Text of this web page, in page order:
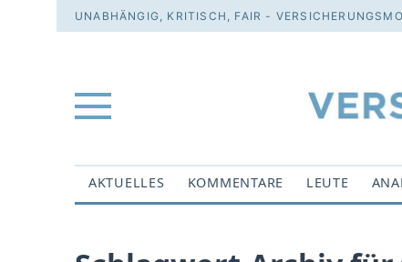
UNABHÄNGIG, KRITISCH, FAIR -
AKTUELLES KOMMENTARE LEUTE